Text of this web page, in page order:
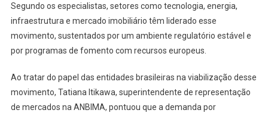
Segundo os especialistas, setores como tecnologia, energia,
infraestrutura e mercado imobiliário têm liderado esse
movimento, sustentados por um ambiente regulatório estável e
por programas de fomento com recursos europeus.
Ao tratar do papel das entidades brasileiras na viabilização desse
movimento, Tatiana Itikawa, superintendente de representação
de mercados na ANBIMA, pontuou que a demanda por